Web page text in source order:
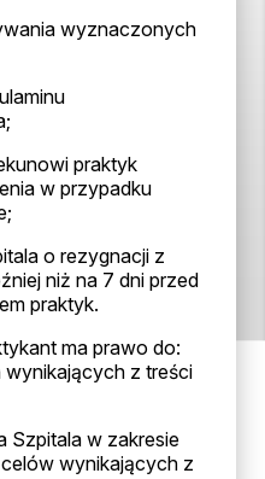
wyznaczonych
praktyk
w przypadku
o rezygnacji z
niż na 7 dni przed
praktyk.
ma prawo do:
z treści
w zakresie
wynikających z